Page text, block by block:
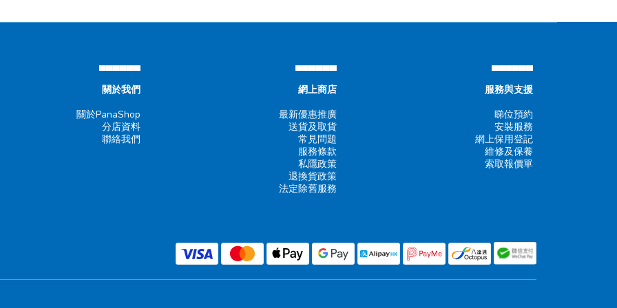
▄▄▄▄▄▄
關於我們
關於PanaShop
分店資料
聯絡我們
▄▄▄▄▄▄
網上商店
最新優惠推廣
送貨及取貨
常見問題
服務條款
私隱政策
退換貨政策
法定除舊服務
▄▄▄▄▄▄
服務與支援
睇位預約
安裝服務
網上保用登記
維修及保養
索取報價單